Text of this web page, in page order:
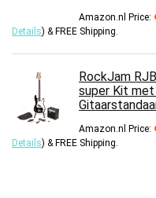
Amazon.nl Price:
Details) & FREE Shipping.
RockJam
super Kit met
Amazon.nl Price:
Details) & FREE Shipping.